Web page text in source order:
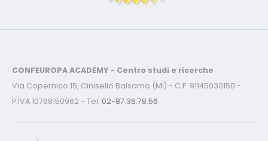
CONFEUROPA ACADEMY - Centro studi e ricerche
Via Copernico 15, Cinisello Balsamo (MI) - C.F. 91145030150 -
P.IVA 10768150962 - Tel. 02-87.36.78.56